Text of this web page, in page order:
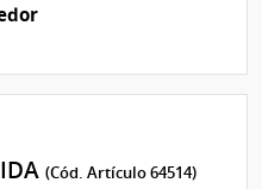
(Cód. Artículo 64514)